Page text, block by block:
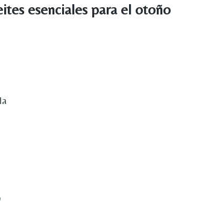
esenciales para el otoño